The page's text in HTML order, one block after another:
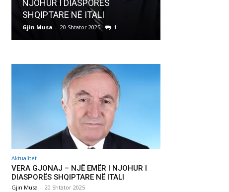
NJOHUR I DIASPORËS
SHQIPTARE NË ITALI
Gjin Musa - 20 Shtator 2025 1
Aktualitet
VERA GJONAJ – NJË EMËR I NJOHUR I
DIASPORËS SHQIPTARE NË ITALI
Gjin Musa - 20 Shtator 2025